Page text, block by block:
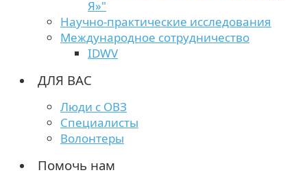
Я»"
Научно-практические исследования
Международное сотрудничество
IDWV
ДЛЯ ВАС
Люди с ОВЗ
Специалисты
Волонтеры
Помочь нам